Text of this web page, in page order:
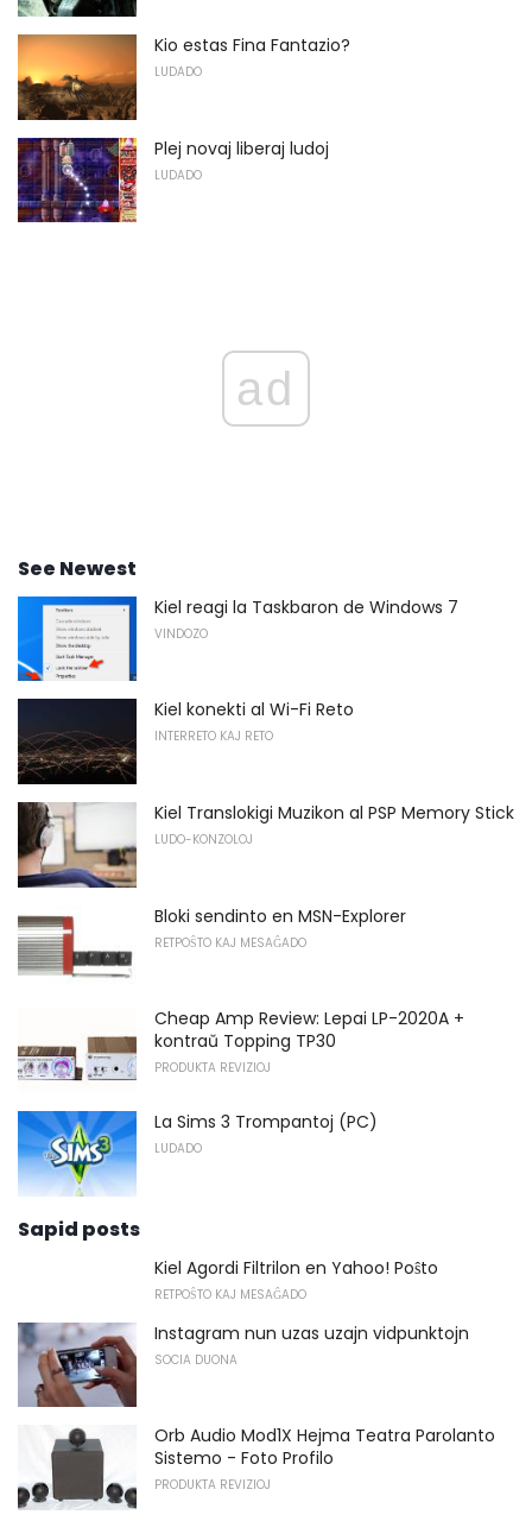
Kio estas Fina Fantazio?
LUDADO
Plej novaj liberaj ludoj
LUDADO
ad
See Newest
Kiel reagi la Taskbaron de Windows 7
VINDOZO
Kiel konekti al Wi-Fi Reto
INTERRETO KAJ RETO
Kiel Translokigi Muzikon al PSP Memory Stick
LUDO-KONZOLOJ
Bloki sendinto en MSN-Explorer
RETPOŜTO KAJ MESAĜADO
Cheap Amp Review: Lepai LP-2020A +
kontraŭ Topping TP30
PRODUKTA REVIZIOJ
La Sims 3 Trompantoj (PC)
LUDADO
Sapid posts
Kiel Agordi Filtrilon en Yahoo! Poŝto
RETPOŜTO KAJ MESAĜADO
Instagram nun uzas uzajn vidpunktojn
SOCIA DUONA
Orb Audio Mod1X Hejma Teatra Parolanto
Sistemo - Foto Profilo
PRODUKTA REVIZIOJ